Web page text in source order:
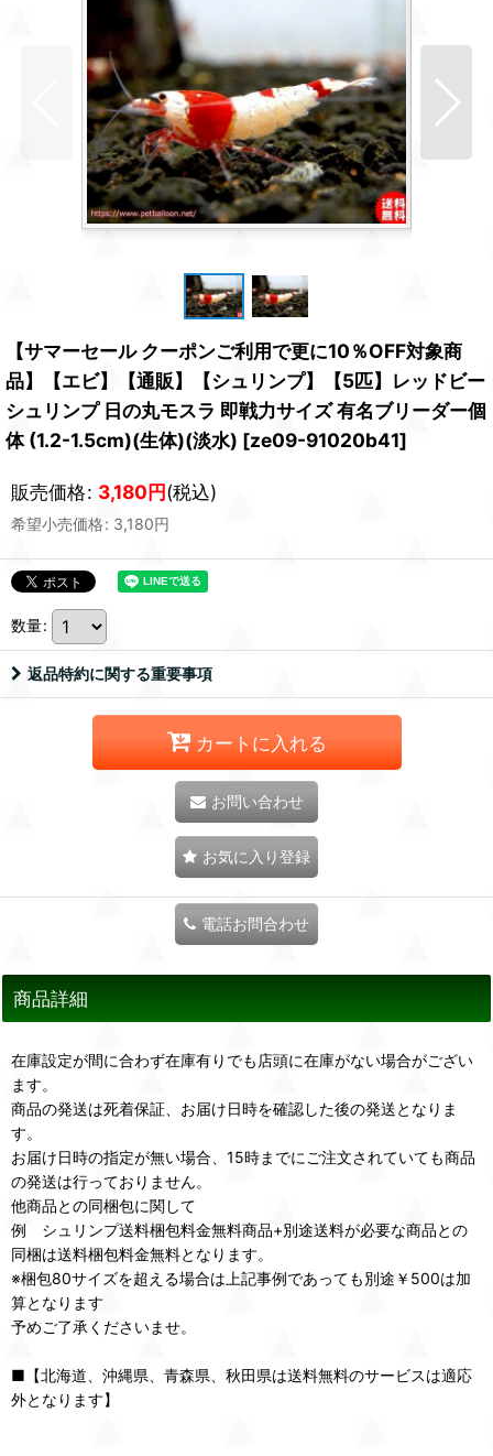
【サマーセール クーポンご利用で更に10％OFF対象商
品】【エビ】【通販】【シュリンプ】【5匹】レッドビー
シュリンプ 日の丸モスラ 即戦力サイズ 有名ブリーダー個
体 (1.2-1.5cm)(生体)(淡水) [ze09-91020b41]
販売価格: 3,180円(税込)
希望小売価格: 3,180円
数量:
返品特約に関する重要事項
カートに入れる
お問い合わせ
お気に入り登録
電話お問合わせ
商品詳細
在庫設定が間に合わず在庫有りでも店頭に在庫がない場合がござい
ます。
商品の発送は死着保証、お届け日時を確認した後の発送となりま
す。
お届け日時の指定が無い場合、15時までにご注文されていても商品
の発送は行っておりません。
他商品との同梱包に関して
例 シュリンプ送料梱包料金無料商品+別途送料が必要な商品との
同梱は送料梱包料金無料となります。
※梱包80サイズを超える場合は上記事例であっても別途￥500は加
算となります
予めご了承くださいませ。
■【北海道、沖縄県、青森県、秋田県は送料無料のサービスは適応
外となります】